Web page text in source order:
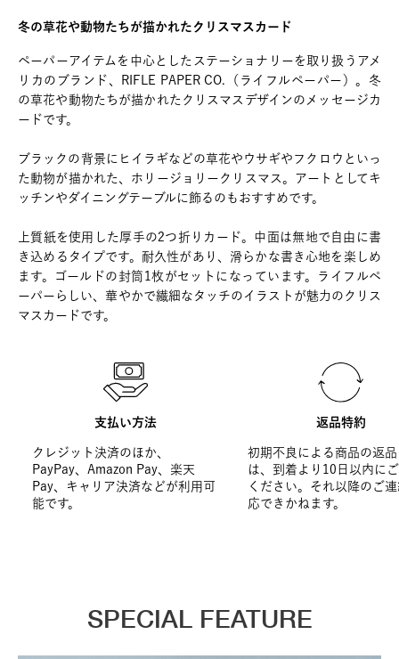
冬の草花や動物たちが描かれたクリスマスカード
ペーパーアイテムを中心としたステーショナリーを取り扱うアメ
リカのブランド、RIFLE PAPER CO.（ライフルペーパー）。冬
の草花や動物たちが描かれたクリスマスデザインのメッセージカ
ードです。
ブラックの背景にヒイラギなどの草花やウサギやフクロウといっ
た動物が描かれた、ホリージョリークリスマス。アートとしてキ
ッチンやダイニングテーブルに飾るのもおすすめです。
上質紙を使用した厚手の2つ折りカード。中面は無地で自由に書
き込めるタイプです。耐久性があり、滑らかな書き心地を楽しめ
ます。ゴールドの封筒1枚がセットになっています。ライフルペ
ーパーらしい、華やかで繊細なタッチのイラストが魅力のクリス
マスカードです。
支払い方法
クレジット決済のほか、
PayPay、Amazon Pay、楽天
Pay、キャリア決済などが利用可
能です。
返品特約
初期不良による商品の返
は、到着より10日以内に
ください。それ以降のご
応できかねます。
SPECIAL FEATURE